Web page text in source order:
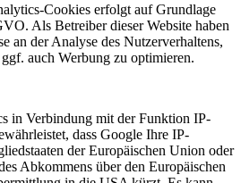
Cookies erfolgt auf Grundlage
Als Betreiber dieser Website haben
an der Analyse des Nutzerverhaltens,
auch Werbung zu optimieren.
in Verbindung mit der Funktion IP-
dass Google Ihre IP-
der Europäischen Union oder
Abkommens über den Europäischen